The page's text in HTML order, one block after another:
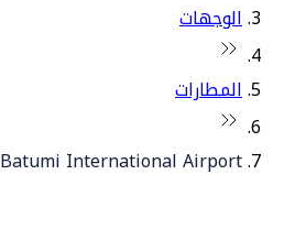
الوجهات
المطارات
Batumi International Airport